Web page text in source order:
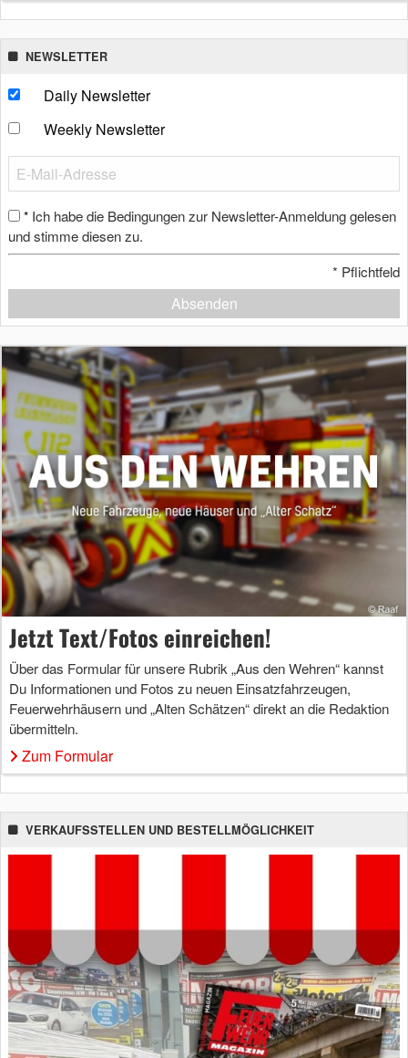
NEWSLETTER
Daily Newsletter
Weekly Newsletter
* Ich habe die Bedingungen zur Newsletter-Anmeldung gelesen
und stimme diesen zu.
* Pflichtfeld
Absenden
Jetzt Text/Fotos einreichen!
Über das Formular für unsere Rubrik „Aus den Wehren“ kannst
Du Informationen und Fotos zu neuen Einsatzfahrzeugen,
Feuerwehrhäusern und „Alten Schätzen“ direkt an die Redaktion
übermitteln.
Zum Formular
VERKAUFSSTELLEN UND BESTELLMÖGLICHKEIT